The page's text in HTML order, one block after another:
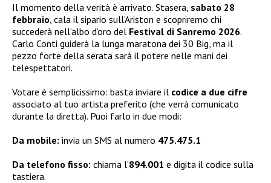
Il momento della verità è arrivato. Stasera, sabato 28
febbraio , cala il sipario sull’Ariston e scopriremo chi
succederà nell’albo d’oro del Festival di Sanremo 2026.
Carlo Conti guiderà la lunga maratona dei 30 Big, ma il
pezzo forte della serata sarà il potere nelle mani dei
telespettatori.
Votare è semplicissimo: basta inviare il codice a due cifre
associato al tuo artista preferito (che verrà comunicato
durante la diretta). Puoi farlo in due modi:
Da mobile: invia un SMS al numero 475.475.1
Da telefono fisso: chiama l’894.001 e digita il codice sulla
tastiera.